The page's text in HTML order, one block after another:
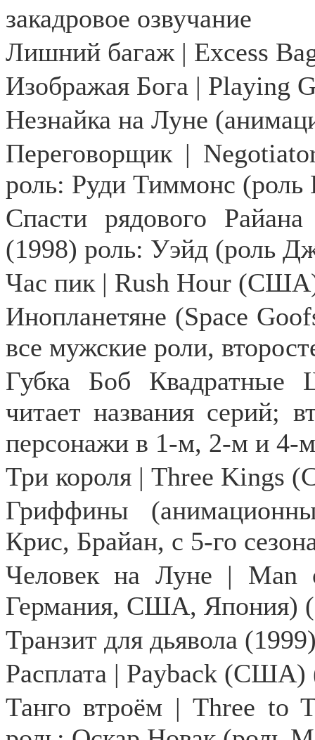
закадровое озвучание
Лишний багаж | Excess
Изображая Бога | Playing
Незнайка на Луне
Переговорщик |
роль: Руди Тиммонс
Спасти рядового
(1998) роль: Уэйд (роль
Час пик | Rush Hour
Инопланетяне (Space
все мужские роли,
Губка Боб Квадратные
читает названия серий;
персонажи в 1-м, 2-м и 4-м
Три короля | Three Kings
Гриффины
Крис, Брайан, с 5-го
Человек на Луне | Man
Германия, США, Япония)
Транзит для дьявола
Расплата | Payback (США)
Танго втроём |Three to